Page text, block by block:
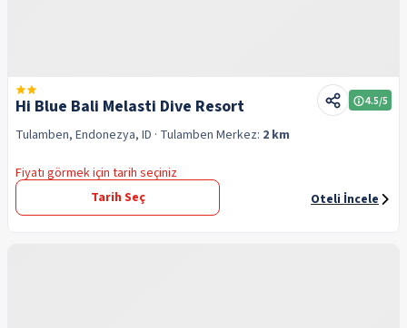
Hi Blue Bali Melasti Dive Resort 4.5/5
Tulamben, Endonezya, ID · Tulamben Merkez: 2 km
Fiyatı görmek için tarih seçiniz
Tarih Seç
Oteli İncele